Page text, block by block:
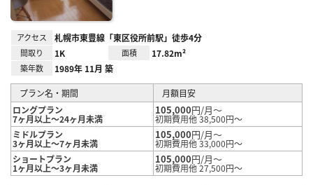
アクセス 札幌市東豊線「東区役所前駅」徒歩4分
間取り 1K 面積 17.82m²
築年数 1989年 11月 築
プラン名・期間
月額目安
ロングプラン
7ヶ月以上～24ヶ月未満
105,000円/月～
初期費用他 38,500円～
ミドルプラン
3ヶ月以上～7ヶ月未満
105,000円/月～
初期費用他 33,000円～
ショートプラン
1ヶ月以上～3ヶ月未満
105,000円/月～
初期費用他 27,500円～